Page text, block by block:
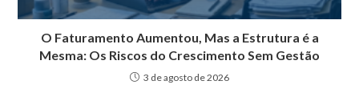
O Faturamento Aumentou, Mas a Estrutura é a
Mesma: Os Riscos do Crescimento Sem Gestão
3 de agosto de 2026